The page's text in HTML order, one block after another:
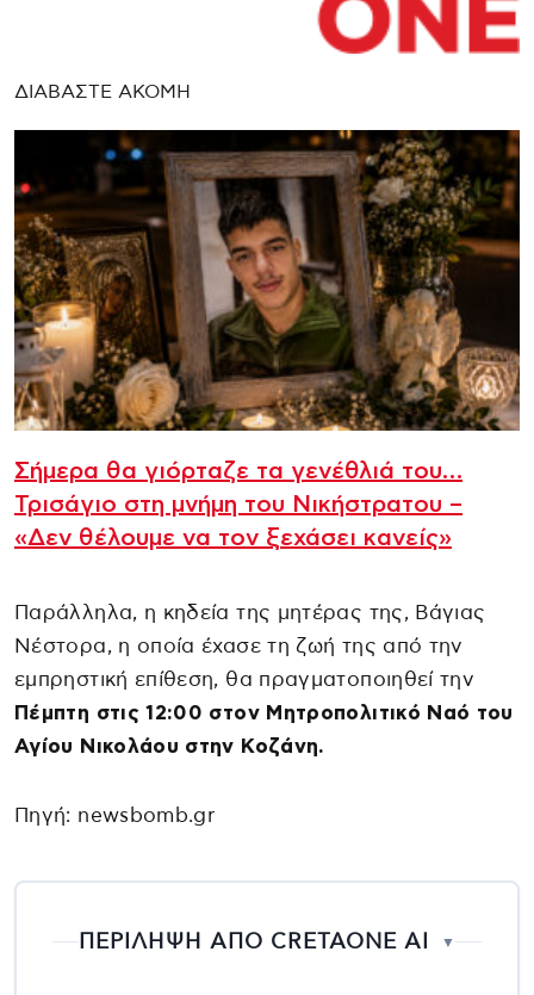
ΔΙΑΒΑΣΤΕ ΑΚΟΜΗ
Σήμερα θα γιόρταζε τα γενέθλιά του…
Τρισάγιο στη μνήμη του Νικήστρατου –
«Δεν θέλουμε να τον ξεχάσει κανείς»
Παράλληλα, η κηδεία της μητέρας της, Βάγιας
Νέστορα, η οποία έχασε τη ζωή της από την
εμπρηστική επίθεση, θα πραγματοποιηθεί την
Πέμπτη στις 12:00 στον Μητροπολιτικό Ναό του
Αγίου Νικολάου στην Κοζάνη.
Πηγή: newsbomb.gr
ΠΕΡΙΛΗΨΗ ΑΠΟ CRETAONE AI ▼